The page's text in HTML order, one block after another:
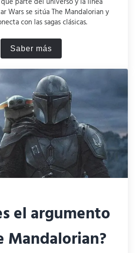
Wars se sitúa The Mandalorian y
con las sagas clásicas.
Saber más¿Dónde se ubica The
el argumento
Mandalorian?